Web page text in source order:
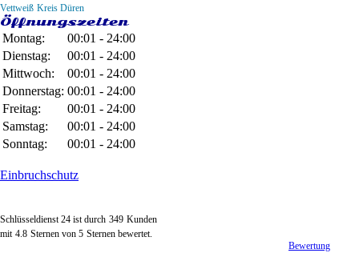
Vettweiß Kreis Düren
Öffnungszeiten
Montag:
00:01 - 24:00
Dienstag:
00:01 - 24:00
Mittwoch:
00:01 - 24:00
Donnerstag: 00:01 - 24:00
Freitag:
00:01 - 24:00
Samstag:
00:01 - 24:00
Sonntag:
00:01 - 24:00
Einbruchschutz
Schlüsseldienst 24 ist durch 349 Kunden
mit 4.8 Sternen von 5 Sternen bewertet.
Bewertung